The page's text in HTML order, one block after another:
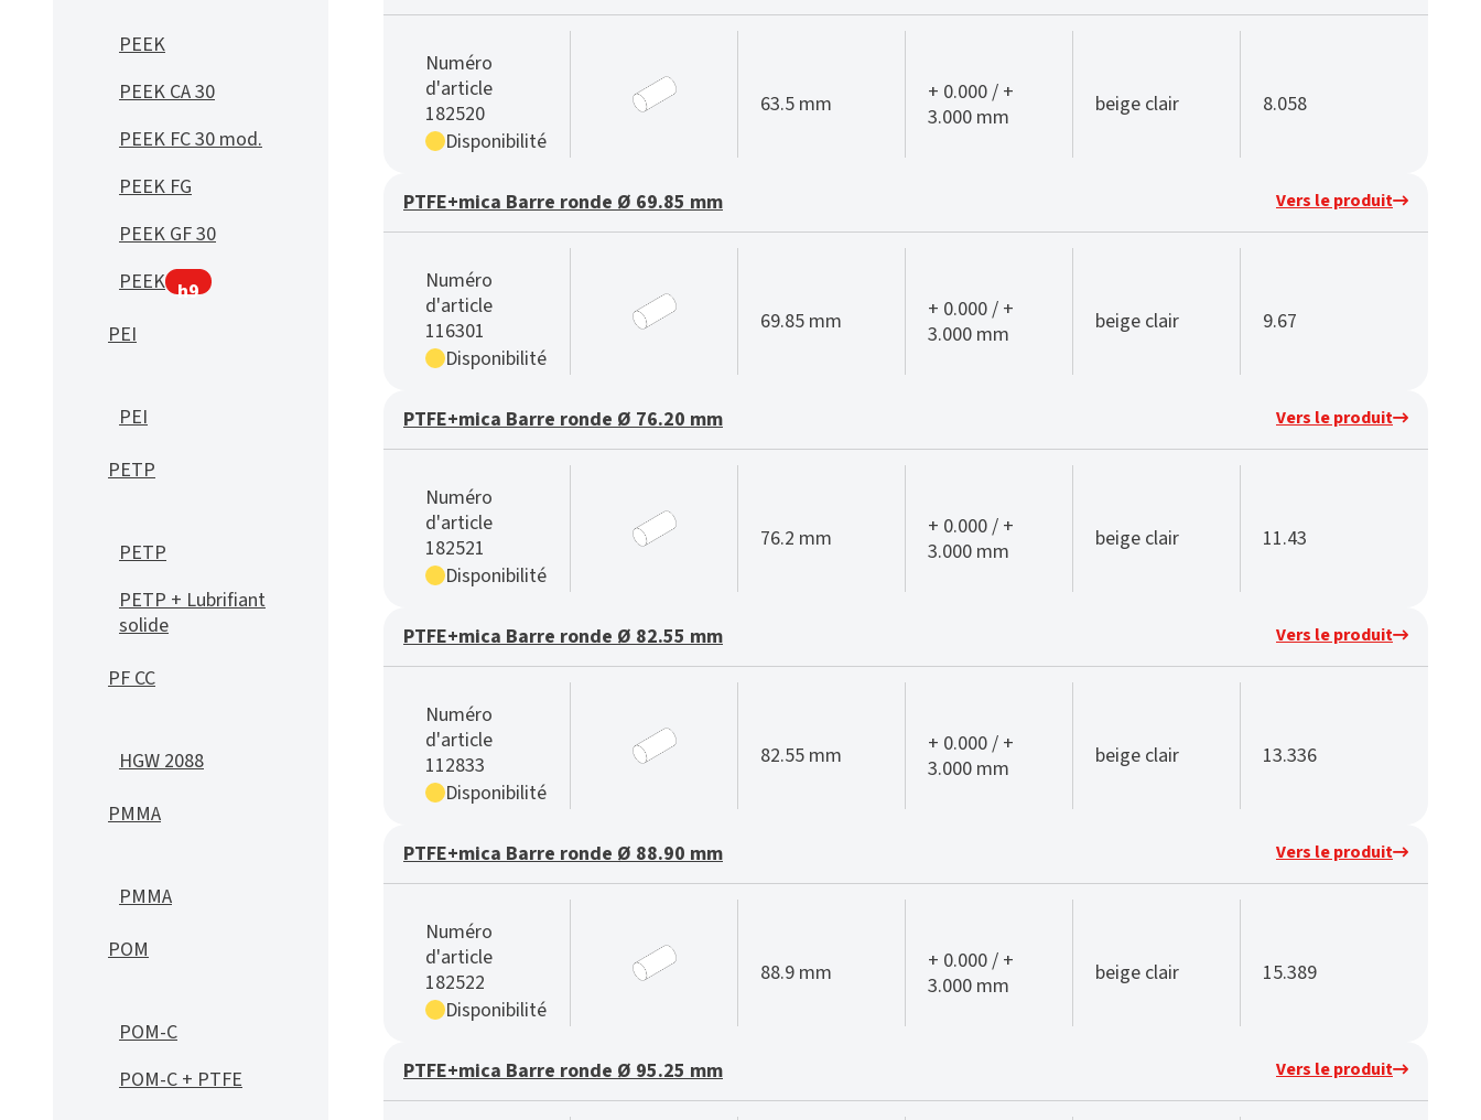
PEEK
PEEK CA 30
PEEK FC 30 mod.
PEEK FG
PEEK GF 30
PEEK h9
PEI
PEI
PETP
PETP
PETP + Lubrifiant
solide
PF CC
HGW 2088
PMMA
PMMA
POM
POM-C
POM-C + PTFE
Numéro
d'article
182520
Disponibilité
63.5 mm
+ 0.000 / +
3.000 mm
beige clair 8.058
PTFE+mica Barre ronde Ø 69.85 mm Vers le produit
Numéro
d'article
116301
Disponibilité
69.85 mm
+ 0.000 / +
3.000 mm
beige clair 9.67
PTFE+mica Barre ronde Ø 76.20 mm Vers le produit
Numéro
d'article
182521
Disponibilité
76.2 mm
+ 0.000 / +
3.000 mm
beige clair 11.43
PTFE+mica Barre ronde Ø 82.55 mm Vers le produit
Numéro
d'article
112833
Disponibilité
82.55 mm
+ 0.000 / +
3.000 mm
beige clair 13.336
PTFE+mica Barre ronde Ø 88.90 mm Vers le produit
Numéro
d'article
182522
Disponibilité
88.9 mm
+ 0.000 / +
3.000 mm
beige clair 15.389
PTFE+mica Barre ronde Ø 95.25 mm Vers le produit